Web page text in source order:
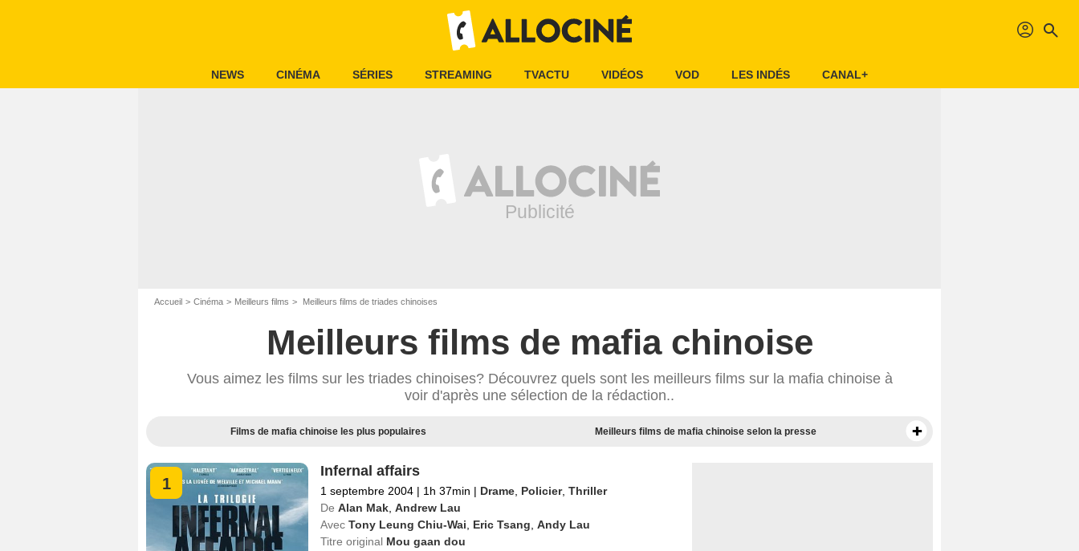
profil search
NEWS CINÉMA SÉRIES STREAMING TVACTU VIDÉOS VOD LES INDÉS CANAL+
Accueil Cinéma Meilleurs films Meilleurs films de triades chinoises
Meilleurs films de mafia chinoise
Vous aimez les films sur les triades chinoises? Découvrez quels sont les meilleurs films sur la mafia chinoise à
voir d'après une sélection de la rédaction..
Films de mafia chinoise les plus populaires Meilleurs films de mafia chinoise selon la presse
1
Infernal affairs
1 septembre 2004 | 1h 37min | Drame, Policier, Thriller
De Alan Mak, Andrew Lau
Avec Tony Leung Chiu-Wai Eric Tsang Andy Lau
Titre original Mou gaan dou